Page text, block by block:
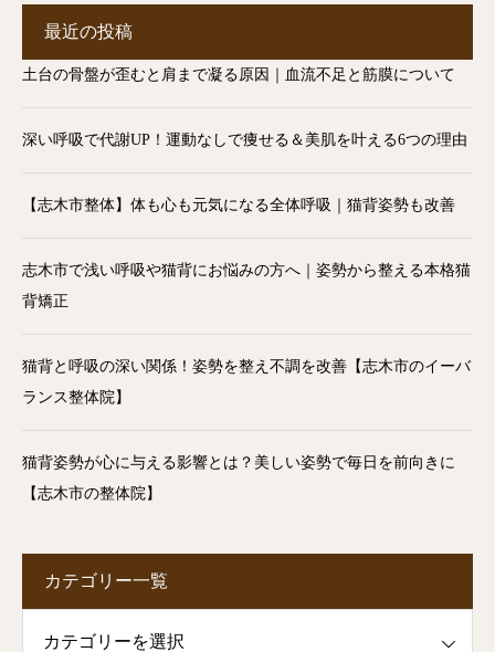
最近の投稿
土台の骨盤が歪むと肩まで凝る原因｜血流不足と筋膜について
深い呼吸で代謝UP！運動なしで痩せる＆美肌を叶える6つの理由
【志木市整体】体も心も元気になる全体呼吸｜猫背姿勢も改善
志木市で浅い呼吸や猫背にお悩みの方へ｜姿勢から整える本格猫
背矯正
猫背と呼吸の深い関係！姿勢を整え不調を改善【志木市のイーバ
ランス整体院】
猫背姿勢が心に与える影響とは？美しい姿勢で毎日を前向きに
【志木市の整体院】
カテゴリー一覧